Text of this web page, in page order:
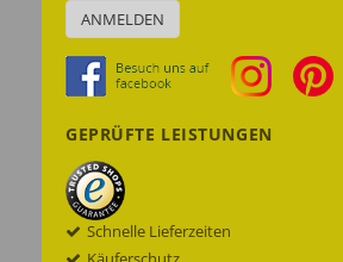
ANMELDEN
GEPRÜFTE LEISTUNGEN
Schnelle Lieferzeiten